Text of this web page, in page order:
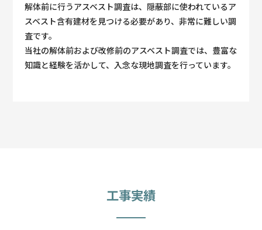
解体前に行うアスベスト調査は、隠蔽部に使われているア
スベスト含有建材を見つける必要があり、非常に難しい調
査です。
当社の解体前および改修前のアスベスト調査では、豊富な
知識と経験を活かして、入念な現地調査を行っています。
工事実績